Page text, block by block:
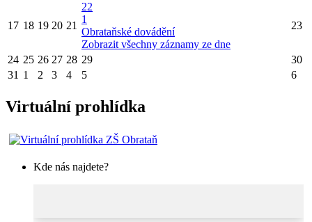
17 18 19 20 21
22
1
Obrataňské dovádění
Zobrazit všechny záznamy ze dne
23
24 25 26 27 28 29
30
31 1 2 3 4 5 6
Virtuální prohlídka
Kde nás najdete?